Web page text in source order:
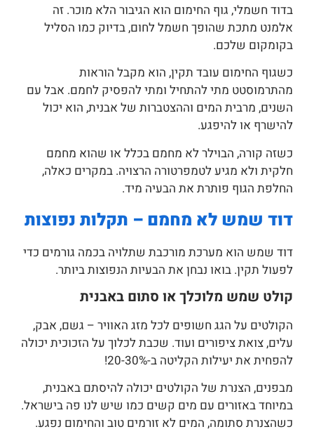
בדוד חשמלי, גוף החימום הוא הגיבור הלא מוכר. זה
אלמנט מתכת שהופך חשמל לחום, בדיוק כמו הסליל
בקומקום שלכם.
כשגוף החימום עובד תקין, הוא מקבל הוראות
מהתרמוסטט מתי להתחיל ומתי להפסיק לחמם. אבל עם
השנים, מרבית המים וההצטברות של אבנית, הוא יכול
להישרף או להיפגע.
כשזה קורה, הבוילר לא מחמם בכלל או שהוא מחמם
חלקית ולא מגיע לטמפרטורה הרצויה. במקרים כאלה,
החלפת הגוף פותרת את הבעיה מיד.
דוד שמש לא מחמם – תקלות נפוצות
דוד שמש הוא מערכת מורכבת שתלויה בכמה גורמים כדי
לפעול תקין. בואו נבחן את הבעיות הנפוצות ביותר.
קולט שמש מלוכלך או סתום באבנית
הקולטים על הגג חשופים לכל מזג האוויר – גשם, אבק,
עלים, צואת ציפורים ועוד. שכבת לכלוך על הזכוכית יכולה
להפחית את יעילות הקליטה ב-20-30%!
מבפנים, הצנרת של הקולטים יכולה להיסתם באבנית,
במיוחד באזורים עם מים קשים כמו שיש לנו פה בישראל.
כשהצנרת סתומה, המים לא זורמים טוב והחימום נפגע.